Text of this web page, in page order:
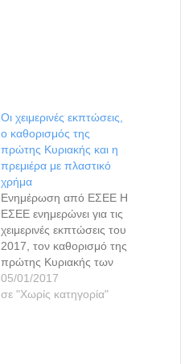
Οι χειμερινές εκπτώσεις,
ο καθορισμός της
πρώτης Κυριακής και η
πρεμιέρα με πλαστικό
χρήμα
Ενημέρωση από ΕΣΕΕ Η
ΕΣΕΕ ενημερώνει για τις
χειμερινές εκπτώσεις του
2017, τον καθορισμό της
πρώτης Κυριακής των
εκπτώσεων και τη νέα
υποχρέωση των
05/01/2017
σε "Χωρίς κατηγορία"